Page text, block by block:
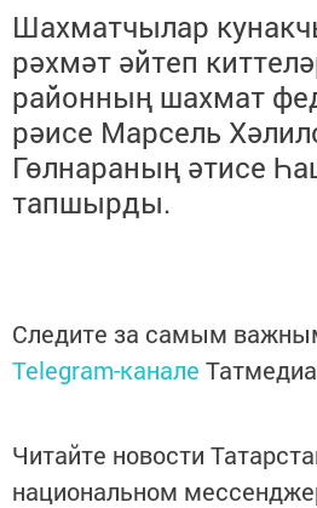
Шахматчылар
рәхмәт әйтеп
районның шахмат
рәисе Марсель
Гөлнараның әтисе
тапшырды.
Следите за самым
Telegram-канале Татмедиа
Читайте новости
национальном